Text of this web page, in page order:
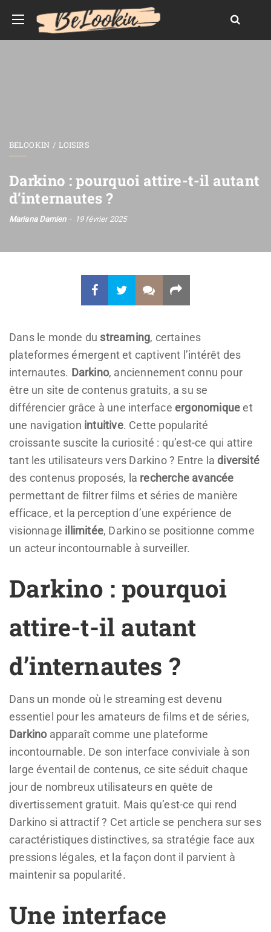
BELOOKIN LOISIRS
Darkino : pourquoi attire-t-il autant
d’internautes ?
Mariana Damien 19 février 2025
Dans le monde du streaming, certaines
plateformes émergent et captivent l’intérêt des
internautes. Darkino, anciennement connu pour
être un site de contenus gratuits, a su se
différencier grâce à une interface ergonomiqueet
une navigation intuitive. Cette popularité
croissante suscite la curiosité : qu’est-ce qui attire
tant les utilisateurs vers Darkino ? Entre ladiversité
des contenus proposés, la recherche avancée
permettant de filtrer films et séries de manière
efficace, et la perception d’une expérience de
visionnage illimitée, Darkino se positionne comme
un acteur incontournable à surveiller.
Darkino : pourquoi
attire-t-il autant
d’internautes ?
Dans un monde où le streaming est devenu
essentiel pour les amateurs de films et de séries,
Darkinoapparaît comme une plateforme
incontournable. De son interface conviviale à son
large éventail de contenus, ce site séduit chaque
jour de nombreux utilisateurs en quête de
divertissement gratuit. Mais qu’est-ce qui rend
Darkino si attractif ? Cet article se penchera sur ses
caractéristiques distinctives, sa stratégie face aux
pressions légales, et la façon dont il parvient à
maintenir sa popularité.
Une interface